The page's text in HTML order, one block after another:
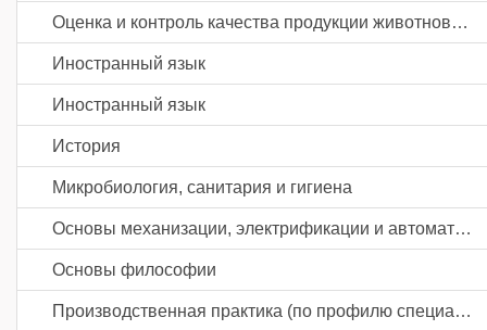
Оценка и контроль качества продукции животноводства
Иностранный язык
Иностранный язык
История
Микробиология, санитария и гигиена
Основы механизации, электрификации и автоматизации сельскохозяйственного производства
Основы философии
Производственная практика (по профилю специальности)